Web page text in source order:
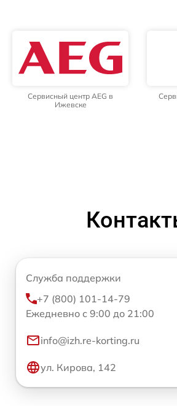
Сервисный центр AEG в
Ижевске
Служба поддержки
+7 (800) 101-14-79
Ежедневно с 9:00 до 21:00
info@izh.re-korting.ru
ул. Кирова, 142